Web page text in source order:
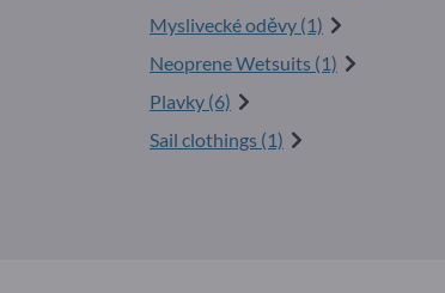
Myslivecké oděvy (1)
Neoprene Wetsuits (1)
Plavky (6)
Sail clothings (1)